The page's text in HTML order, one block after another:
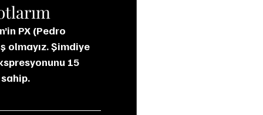
olmayız. Şimdiye
15